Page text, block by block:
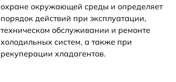
охране окружающей среды и определяет
порядок действий при эксплуатации,
техническом обслуживании и ремонте
холодильных систем, а также при
рекуперации хладагентов.